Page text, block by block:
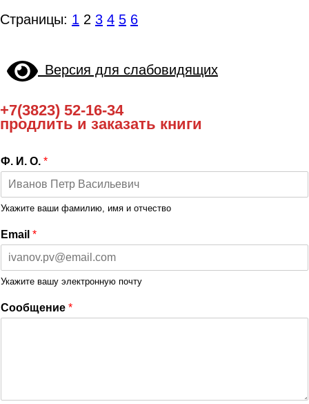
Страницы: 1 2 3 4 5 6
Версия для слабовидящих
+7(3823) 52-16-34
продлить и заказать книги
Ф. И. О. *
Укажите ваши фамилию, имя и отчество
Email *
Укажите вашу электронную почту
Сообщение *